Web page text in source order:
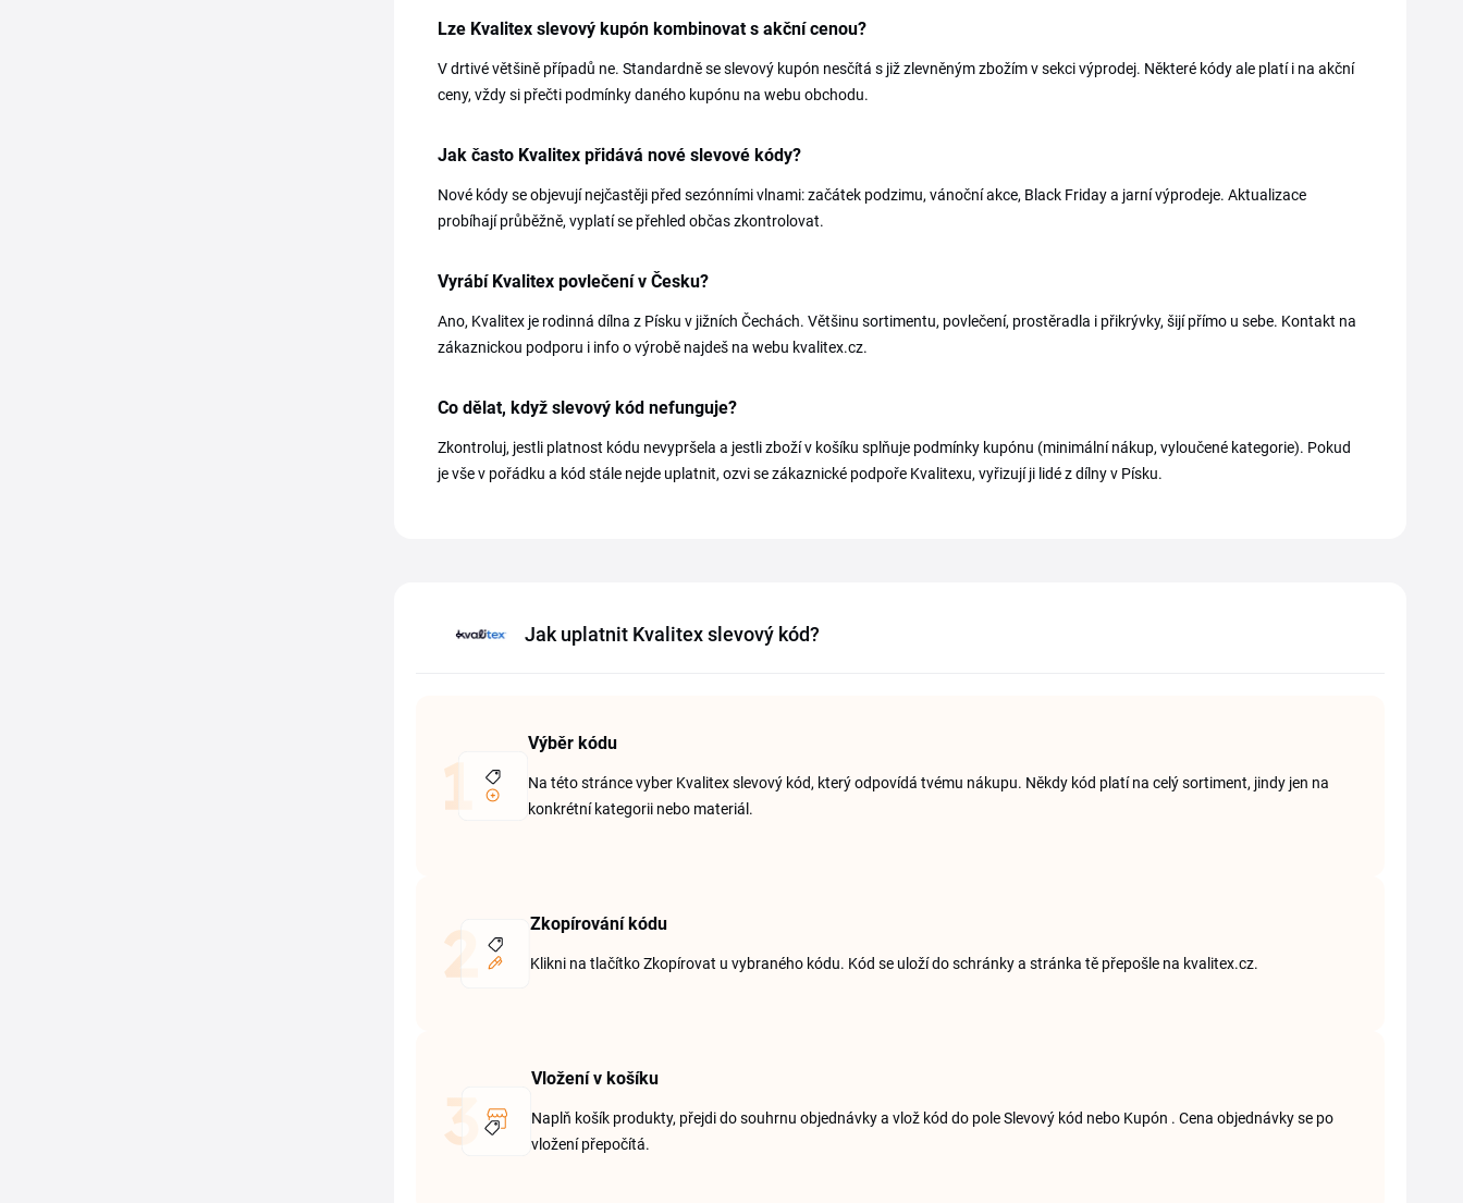
Lze Kvalitex slevový kupón kombinovat s akční cenou?
V drtivé většině případů ne. Standardně se slevový kupón nesčítá s již zlevněným zbožím v sekci výprodej. Některé kódy ale platí i na akční
ceny, vždy si přečti podmínky daného kupónu na webu obchodu.
Jak často Kvalitex přidává nové slevové kódy?
Nové kódy se objevují nejčastěji před sezónními vlnami: začátek podzimu, vánoční akce, Black Friday a jarní výprodeje. Aktualizace
probíhají průběžně, vyplatí se přehled občas zkontrolovat.
Vyrábí Kvalitex povlečení v Česku?
Ano, Kvalitex je rodinná dílna z Písku v jižních Čechách. Většinu sortimentu, povlečení, prostěradla i přikrývky, šijí přímo u sebe. Kontakt na
zákaznickou podporu i info o výrobě najdeš na webu kvalitex.cz.
Co dělat, když slevový kód nefunguje?
Zkontroluj, jestli platnost kódu nevypršela a jestli zboží v košíku splňuje podmínky kupónu (minimální nákup, vyloučené kategorie). Pokud
je vše v pořádku a kód stále nejde uplatnit, ozvi se zákaznické podpoře Kvalitexu, vyřizují ji lidé z dílny v Písku.
Jak uplatnit Kvalitex slevový kód?
Výběr kódu
Na této stránce vyber Kvalitex slevový kód, který odpovídá tvému nákupu. Někdy kód platí na celý sortiment, jindy jen na
konkrétní kategorii nebo materiál.
Zkopírování kódu
Klikni na tlačítko Zkopírovat u vybraného kódu. Kód se uloží do schránky a stránka tě přepošle na kvalitex.cz.
Vložení v košíku
Naplň košík produkty, přejdi do souhrnu objednávky a vlož kód do pole Slevový kód nebo Kupón . Cena objednávky se po
vložení přepočítá.